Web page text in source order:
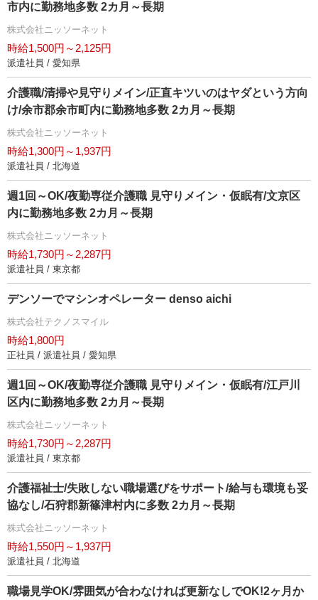
市内に勤務地多数 2カ月～長期
株式会社ニッソーネット
時給1,500円～2,125円
派遣社員 / 愛知県
介護職/清掃や見守りメイン/正直キツいのはヤダという方向
け/余市郡余市町内に勤務地多数 2カ月～長期
株式会社ニッソーネット
時給1,300円～1,937円
派遣社員 / 北海道
週1回～OK/夜勤専従介護職 見守りメイン・仮眠有/文京区
内に勤務地多数 2カ月～長期
株式会社ニッソーネット
時給1,730円～2,287円
派遣社員 / 東京都
デンソーでマシンオペレーター denso aichi
株式会社テクノスマイル
時給1,800円
正社員 / 派遣社員 / 愛知県
週1回～OK/夜勤専従介護職 見守りメイン・仮眠有/江戸川
区内に勤務地多数 2カ月～長期
株式会社ニッソーネット
時給1,730円～2,287円
派遣社員 / 東京都
介護福祉士/失敗しない職場選びをサポート/給与も環境も妥
協なし/石狩郡新篠津村内に多数 2カ月～長期
株式会社ニッソーネット
時給1,550円～1,937円
派遣社員 / 北海道
職場見学OK/雰囲気が合わなければ更新なしでOK!2ヶ月か